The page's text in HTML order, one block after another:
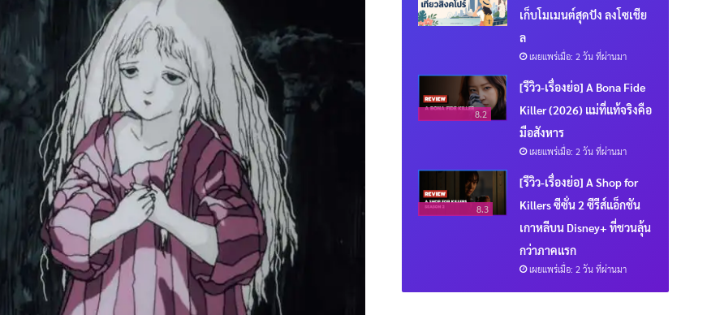
เก็บโมเมนต์สุดปัง ลงโซเชีย
ล
เผยแพร่เมื่อ: 2 วัน ที่ผ่านมา
8.2
[รีวิว-เรื่องย่อ] A Bona Fide
Killer (2026) แม่ที่แท้จริงคือ
มือสังหาร
เผยแพร่เมื่อ: 2 วัน ที่ผ่านมา
8.3
[รีวิว-เรื่องย่อ] A Shop for
Killers ซีซั่น 2 ซีรีส์แอ็กชัน
เกาหลีบน Disney+ ที่ชวนลุ้น
กว่าภาคแรก
เผยแพร่เมื่อ: 2 วัน ที่ผ่านมา